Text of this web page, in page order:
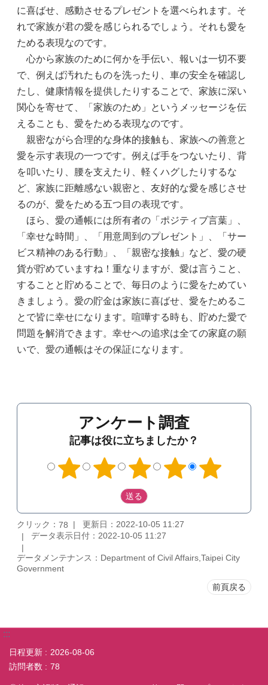
に喜ばせ、感動させるプレゼントを選べられます。そ
れで家族が君の愛を感じられるでしょう。それも愛を
ためる表現なのです。
心から家族のために何かを手伝い、報いは一切不要
で、例えば汚れたものを洗ったり、車の安全を確認し
たし、健康情報を提供したりすることで、家族に深い
関心を寄せて、「家族のため」というメッセージを伝
えることも、愛をためる表現なのです。
親密ながら合理的な身体的接触も、家族への善意と
愛を示す表現の一つです。例えば手をつないたり、背
を叩いたり、腰を支えたり、軽くハグしたりするな
ど、家族に距離感ない親密と、友好的な愛を感じさせ
るのが、愛をためる五つ目の表現です。
ほら、愛の通帳には所有者の「ポジティブ言葉」、
「幸せな時間」、「用意周到のプレゼント」、「サー
ビス精神のある行動」、「親密な接触」など、愛の硬
貨が貯めていますね！重なりますが、愛は言うこと、
することと貯めることで、毎日のように愛をためてい
きましょう。愛の貯金は家族に喜ばせ、愛をためるこ
とで皆に幸せになります。喧嘩する時も、貯めた愛で
問題を解消できます。幸せへの追求は全ての家庭の願
いで、愛の通帳はその保証になります。
アンケート調査
記事は役に立ちましたか？
クリック： 78
更新日：2022-10-05 11:27
データ表示日付：2022-10-05 11:27
データメンテナンス：Department of Civil Affairs,Taipei City
Government
前頁戻る
:::
日程更新
2026-08-06
訪問者数
78